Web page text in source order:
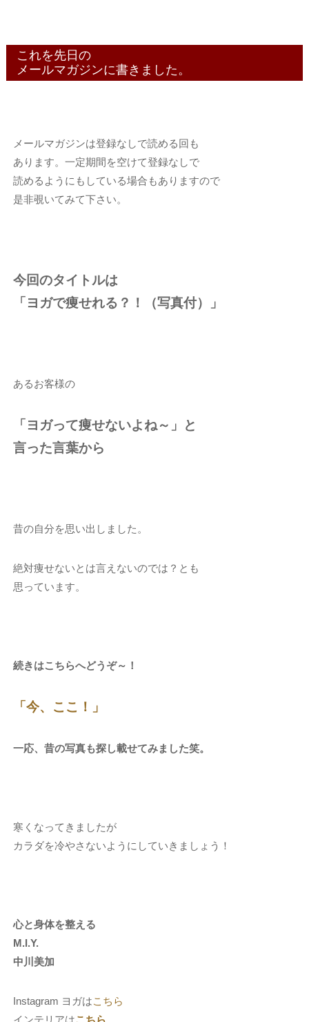
これを先日の
メールマガジンに書きました。
メールマガジンは登録なしで読める回も
あります。一定期間を空けて登録なしで
読めるようにもしている場合もありますので
是非覗いてみて下さい。
今回のタイトルは
「ヨガで痩せれる？！（写真付）」
あるお客様の
「ヨガって痩せないよね～」と
言った言葉から
昔の自分を思い出しました。
絶対痩せないとは言えないのでは？とも
思っています。
続きはこちらへどうぞ～！
「今、ここ！」
一応、昔の写真も探し載せてみました笑。
寒くなってきましたが
カラダを冷やさないようにしていきましょう！
心と身体を整える
M.I.Y.
中川美加
Instagram ヨガはこちら